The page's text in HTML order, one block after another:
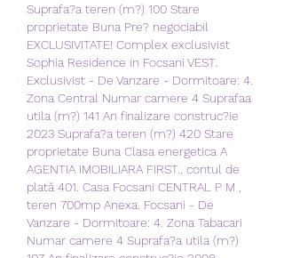
Suprafa?a teren (m?) 100 Stare
proprietate Buna Pre? negociabil
EXCLUSIVITATE! Complex exclusivist
Sophia Residence in Focsani VEST.
Exclusivist - De Vanzare - Dormitoare: 4.
Zona Central Numar camere 4 Suprafaa
utila (m?) 141 An finalizare construc?ie
2023 Suprafa?a teren (m?) 420 Stare
proprietate Buna Clasa energetica A
AGENTIA IMOBILIARA FIRST., contul de
plată 401. Casa Focsani CENTRAL P M ,
teren 700mp Anexa. Focsani - De
Vanzare - Dormitoare: 4. Zona Tabacari
Numar camere 4 Suprafa?a utila (m?)